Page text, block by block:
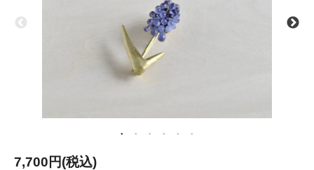
7,700円(税込)